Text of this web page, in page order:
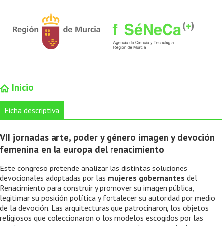
Inicio
Ficha descriptiva
VII jornadas arte, poder y género imagen y devoción
femenina en la europa del renacimiento
Este congreso pretende analizar las distintas soluciones
devocionales adoptadas por las mujeres gobernantes del
Renacimiento para construir y promover su imagen pública,
legitimar su posición política y fortalecer su autoridad por medio
de la devoción. Las arquitecturas que patrocinaron, los objetos
religiosos que coleccionaron o los modelos escogidos por las